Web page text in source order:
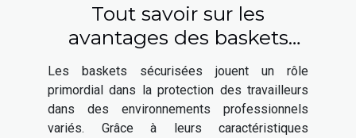
Tout savoir sur les
avantages des baskets
sécurisées dans divers
secteurs
Les baskets sécurisées jouent un rôle
primordial dans la protection des travailleurs
dans des environnements professionnels
variés. Grâce à leurs caractéristiques